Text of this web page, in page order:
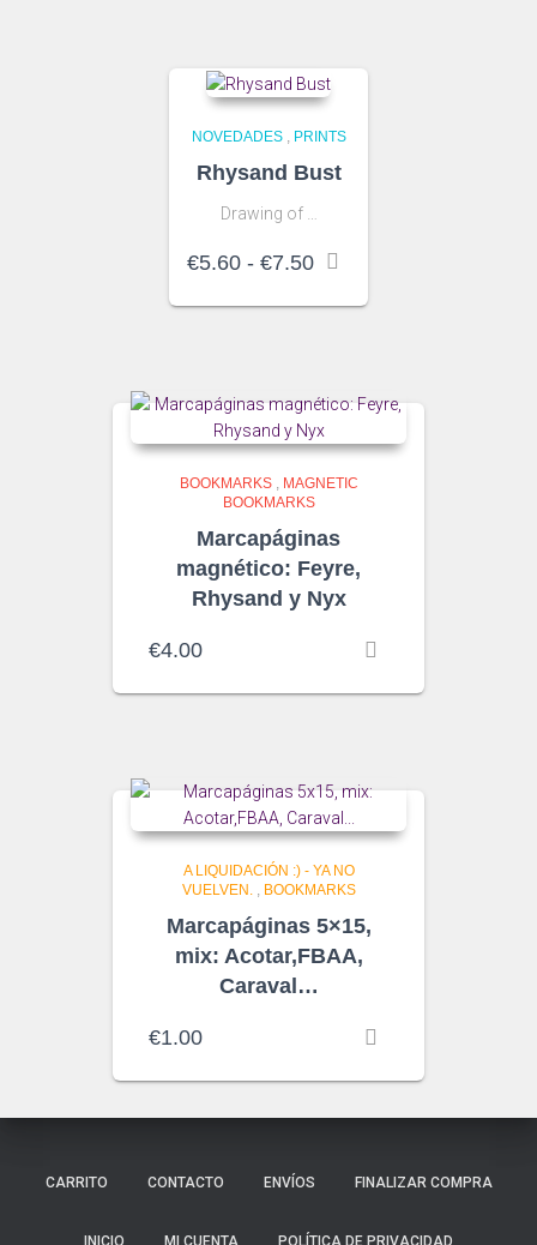
€12.00
NOVEDADES, PRINTS
Rhysand Bust
Drawing of …
€5.60 - €7.50Rango
precios:
€7.50
BOOKMARKS, MAGNETIC
BOOKMARKS
Marcapáginas
magnético: Feyre,
Rhysand y Nyx
€4.00
A LIQUIDACIÓN :) - YA NO
VUELVEN., BOOKMARKS
Marcapáginas 5×15,
mix: Acotar,FBAA,
Caraval…
€1.00
CARRITO CONTACTO ENVÍOS FINALIZAR COMPRA
INICIO MI CUENTA POLÍTICA DE PRIVACIDAD